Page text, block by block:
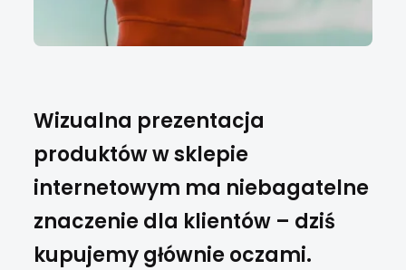
Wizualna prezentacja
produktów w sklepie
internetowym ma niebagatelne
znaczenie dla klientów – dziś
kupujemy głównie oczami.